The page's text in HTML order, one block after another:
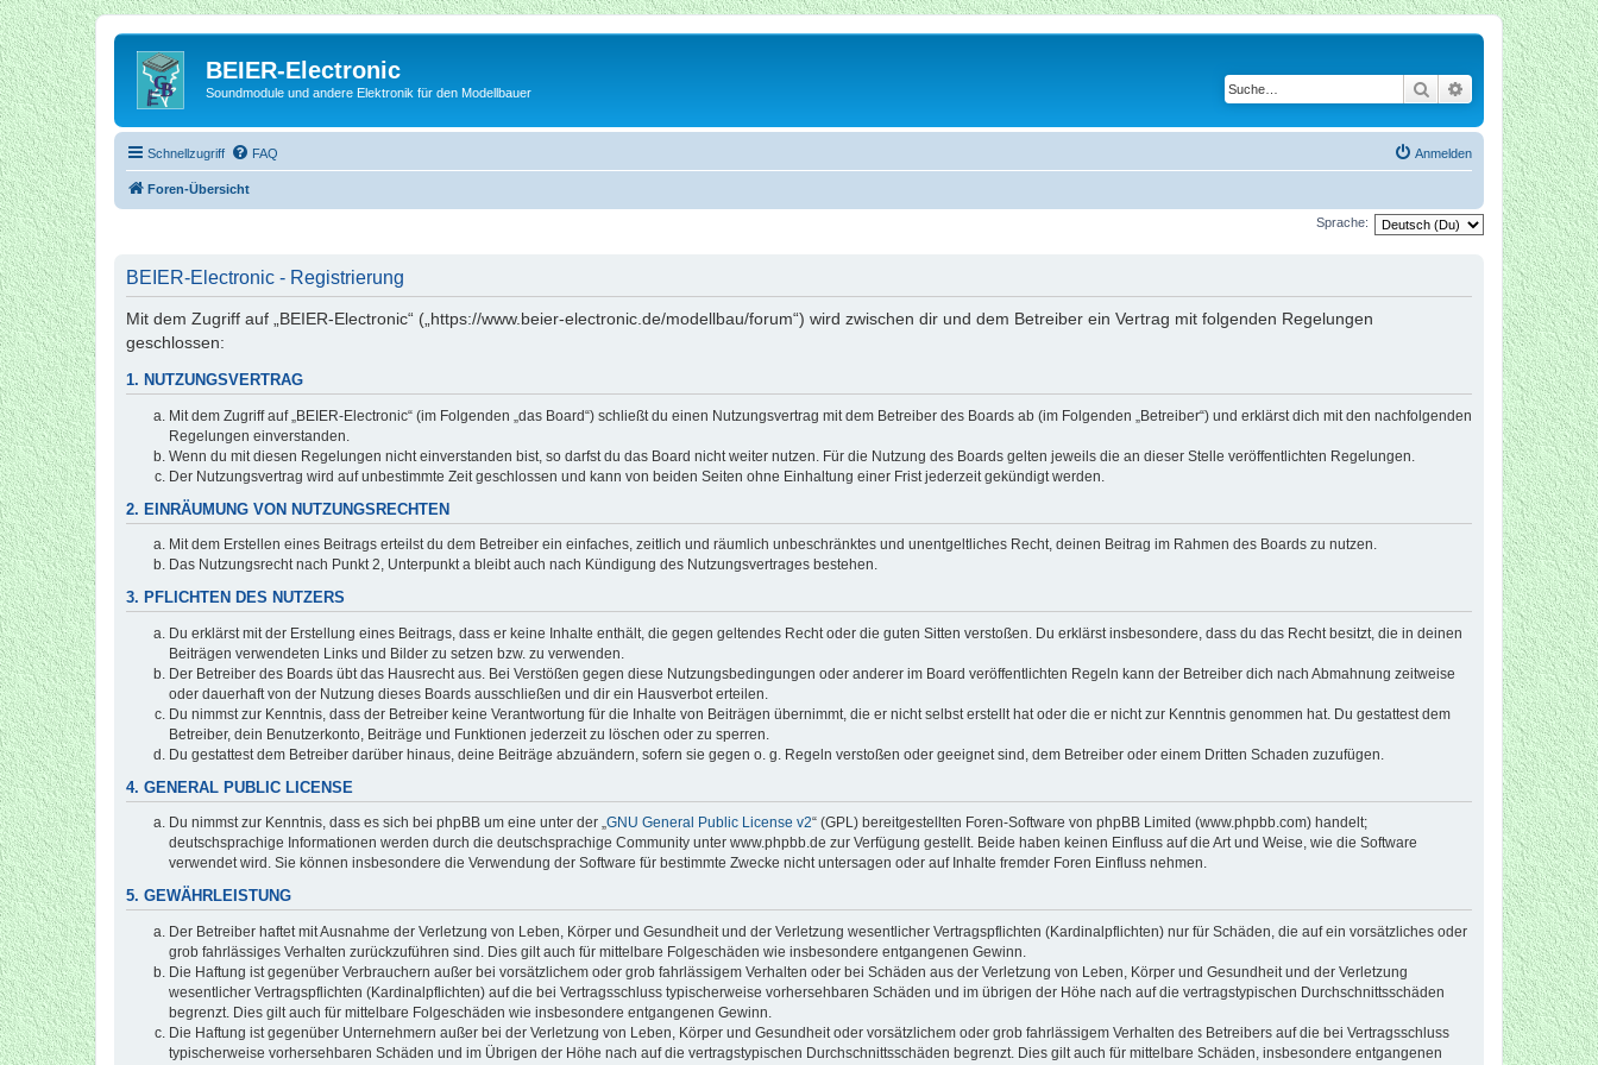
BEIER-Electronic
Soundmodule und andere Elektronik für den Modellbauer Suche Erweiterte Suche
Schnellzugriff FAQ Anmelden
Foren-Übersicht
Sprache:
BEIER-Electronic - Registrierung
Mit dem Zugriff auf „BEIER-Electronic“ („https://www.beier-electronic.de/modellbau/forum“) wird zwischen dir und dem Betreiber ein Vertrag mit folgenden Regelungen
geschlossen:
1. NUTZUNGSVERTRAG
Mit dem Zugriff auf „BEIER-Electronic“ (im Folgenden „das Board“) schließt du einen Nutzungsvertrag mit dem Betreiber des Boards ab (im Folgenden „Betreiber“) und erklärst dich mit den nachfolgenden
Regelungen einverstanden.
Wenn du mit diesen Regelungen nicht einverstanden bist, so darfst du das Board nicht weiter nutzen. Für die Nutzung des Boards gelten jeweils die an dieser Stelle veröffentlichten Regelungen.
Der Nutzungsvertrag wird auf unbestimmte Zeit geschlossen und kann von beiden Seiten ohne Einhaltung einer Frist jederzeit gekündigt werden.
2. EINRÄUMUNG VON NUTZUNGSRECHTEN
Mit dem Erstellen eines Beitrags erteilst du dem Betreiber ein einfaches, zeitlich und räumlich unbeschränktes und unentgeltliches Recht, deinen Beitrag im Rahmen des Boards zu nutzen.
Das Nutzungsrecht nach Punkt 2, Unterpunkt a bleibt auch nach Kündigung des Nutzungsvertrages bestehen.
3. PFLICHTEN DES NUTZERS
Du erklärst mit der Erstellung eines Beitrags, dass er keine Inhalte enthält, die gegen geltendes Recht oder die guten Sitten verstoßen. Du erklärst insbesondere, dass du das Recht besitzt, die in deinen
Beiträgen verwendeten Links und Bilder zu setzen bzw. zu verwenden.
Der Betreiber des Boards übt das Hausrecht aus. Bei Verstößen gegen diese Nutzungsbedingungen oder anderer im Board veröffentlichten Regeln kann der Betreiber dich nach Abmahnung zeitweise
oder dauerhaft von der Nutzung dieses Boards ausschließen und dir ein Hausverbot erteilen.
Du nimmst zur Kenntnis, dass der Betreiber keine Verantwortung für die Inhalte von Beiträgen übernimmt, die er nicht selbst erstellt hat oder die er nicht zur Kenntnis genommen hat. Du gestattest dem
Betreiber, dein Benutzerkonto, Beiträge und Funktionen jederzeit zu löschen oder zu sperren.
Du gestattest dem Betreiber darüber hinaus, deine Beiträge abzuändern, sofern sie gegen o. g. Regeln verstoßen oder geeignet sind, dem Betreiber oder einem Dritten Schaden zuzufügen.
4. GENERAL PUBLIC LICENSE
Du nimmst zur Kenntnis, dass es sich bei phpBB um eine unter der „GNU General Public License v2“ (GPL) bereitgestellten Foren-Software von phpBB Limited (www.phpbb.com) handelt;
deutschsprachige Informationen werden durch die deutschsprachige Community unter www.phpbb.de zur Verfügung gestellt. Beide haben keinen Einfluss auf die Art und Weise, wie die Software
verwendet wird. Sie können insbesondere die Verwendung der Software für bestimmte Zwecke nicht untersagen oder auf Inhalte fremder Foren Einfluss nehmen.
5. GEWÄHRLEISTUNG
Der Betreiber haftet mit Ausnahme der Verletzung von Leben, Körper und Gesundheit und der Verletzung wesentlicher Vertragspflichten (Kardinalpflichten) nur für Schäden, die auf ein vorsätzliches oder
grob fahrlässiges Verhalten zurückzuführen sind. Dies gilt auch für mittelbare Folgeschäden wie insbesondere entgangenen Gewinn.
Die Haftung ist gegenüber Verbrauchern außer bei vorsätzlichem oder grob fahrlässigem Verhalten oder bei Schäden aus der Verletzung von Leben, Körper und Gesundheit und der Verletzung
wesentlicher Vertragspflichten (Kardinalpflichten) auf die bei Vertragsschluss typischerweise vorhersehbaren Schäden und im übrigen der Höhe nach auf die vertragstypischen Durchschnittsschäden
begrenzt. Dies gilt auch für mittelbare Folgeschäden wie insbesondere entgangenen Gewinn.
Die Haftung ist gegenüber Unternehmern außer bei der Verletzung von Leben, Körper und Gesundheit oder vorsätzlichem oder grob fahrlässigem Verhalten des Betreibers auf die bei Vertragsschluss
typischerweise vorhersehbaren Schäden und im Übrigen der Höhe nach auf die vertragstypischen Durchschnittsschäden begrenzt. Dies gilt auch für mittelbare Schäden, insbesondere entgangenen